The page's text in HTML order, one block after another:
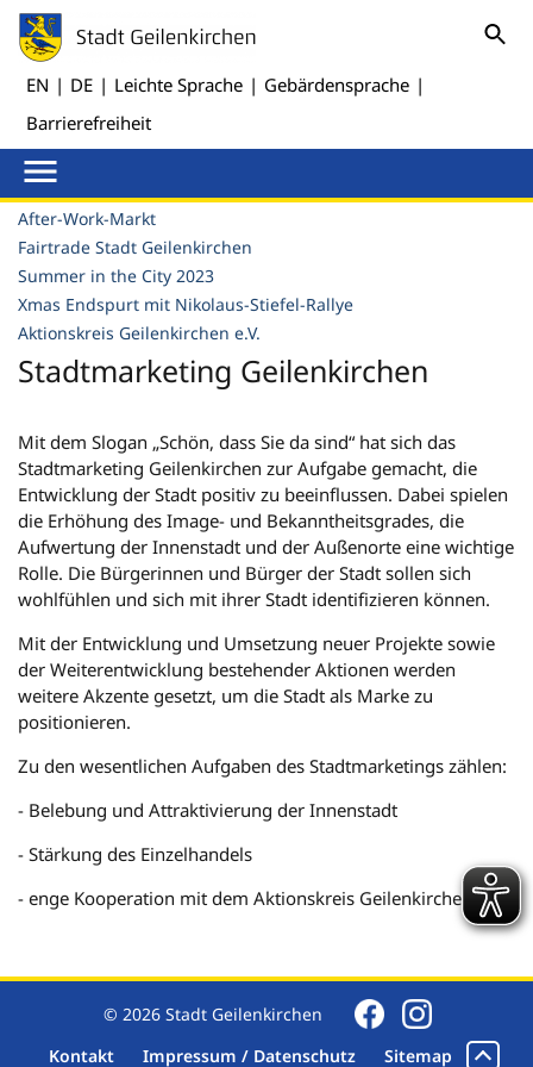
EN | DE | Leichte Sprache | Gebärdensprache |
Barrierefreiheit
After-Work-Markt
Fairtrade Stadt Geilenkirchen
Summer in the City 2023
Xmas Endspurt mit Nikolaus-Stiefel-Rallye
Aktionskreis Geilenkirchen e.V.
Stadtmarketing Geilenkirchen
Mit dem Slogan „Schön, dass Sie da sind“ hat sich das
Stadtmarketing Geilenkirchen zur Aufgabe gemacht, die
Entwicklung der Stadt positiv zu beeinflussen. Dabei spielen
die Erhöhung des Image- und Bekanntheitsgrades, die
Aufwertung der Innenstadt und der Außenorte eine wichtige
Rolle. Die Bürgerinnen und Bürger der Stadt sollen sich
wohlfühlen und sich mit ihrer Stadt identifizieren können.
Mit der Entwicklung und Umsetzung neuer Projekte sowie
der Weiterentwicklung bestehender Aktionen werden
weitere Akzente gesetzt, um die Stadt als Marke zu
positionieren.
Zu den wesentlichen Aufgaben des Stadtmarketings zählen:
- Belebung und Attraktivierung der Innenstadt
- Stärkung des Einzelhandels
- enge Kooperation mit dem Aktionskreis Geilenkirchen e.V.
© 2026 Stadt Geilenkirchen
Kontakt
Impressum / Datenschutz Sitemap